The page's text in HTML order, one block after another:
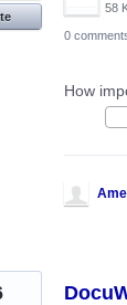
58
0
How